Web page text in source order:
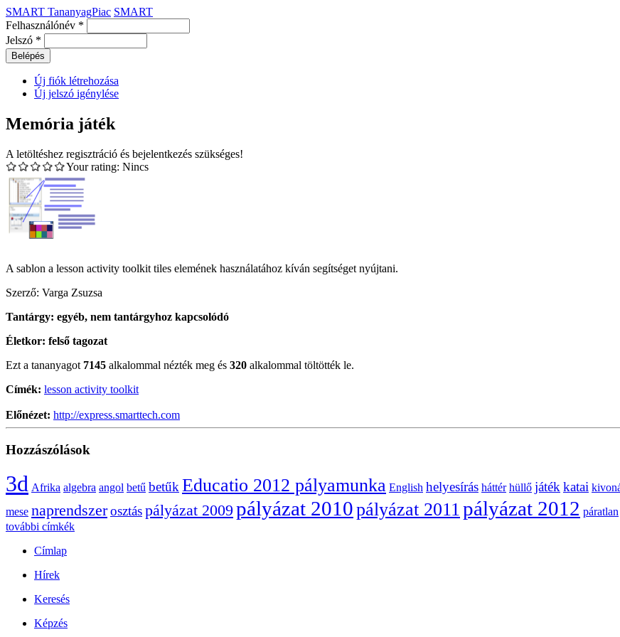
SMART TananyagPiac SMART
Felhasználónév *
Jelszó *
Új fiók létrehozása
Új jelszó igénylése
Memória játék
A letöltéshez regisztráció és bejelentkezés szükséges!
Your rating: Nincs
A sablon a lesson activity toolkit tiles elemének használatához kíván segítséget nyújtani.
Szerző: Varga Zsuzsa
Tantárgy: egyéb, nem tantárgyhoz kapcsolódó
Életkor: felső tagozat
Ezt a tananyagot 7145 alkalommal nézték meg és 320 alkalommal töltötték le.
Címék: lesson activity toolkit
Előnézet: http://express.smarttech.com
Hozzászólások
3d Afrika algebra angol betű betűkEducatio 2012 pályamunka English helyesírás háttér hüllő játékkatai
mese naprendszerosztáspályázat 2009 pályázat 2010pályázat 2011pályázat 2012 páratlan
további címkék
Címlap
Hírek
Keresés
Képzés